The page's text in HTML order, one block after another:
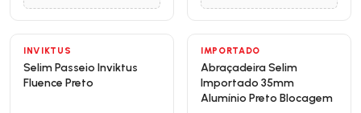
INVIKTUS
Selim Passeio Inviktus
Fluence Preto
IMPORTADO
Abraçadeira Selim
Importado 35mm
Alumínio Preto Blocagem